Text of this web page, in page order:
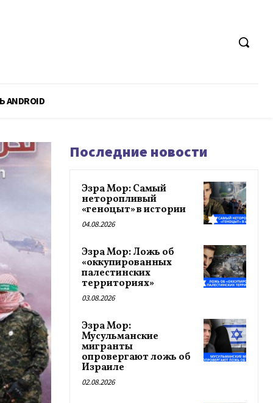
ANDROID
Последние новости
Эзра Мор: Самый
неторопливый
«геноцыт» в истории
04.08.2026
Эзра Мор: Ложь об
«оккупированных
палестинских
территориях»
03.08.2026
Эзра Мор:
Мусульманские
мигранты
опровергают ложь об
Израиле
02.08.2026